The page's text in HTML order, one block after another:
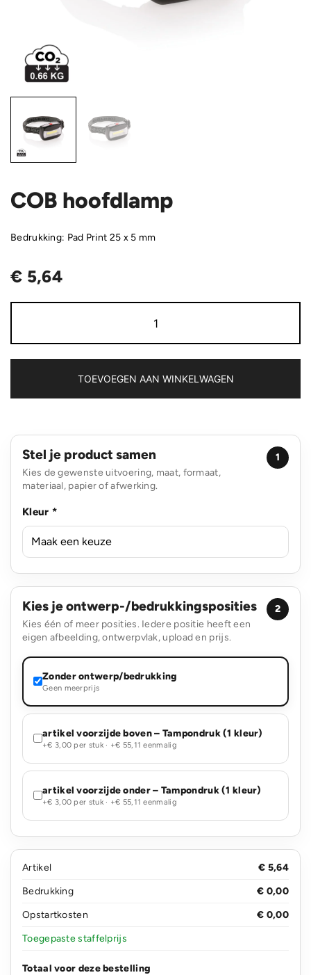
COB hoofdlamp
Bedrukking: Pad Print 25 x 5 mm
€ 5,64
hoofdlamp
TOEVOEGEN AAN WINKELWAGEN
Stel je product samen
Kies de gewenste uitvoering, maat, formaat,
materiaal, papier of afwerking.
1
Kleur *
Kies je ontwerp-/bedrukkingsposities
Kies één of meer posities. Iedere positie heeft een
eigen afbeelding, ontwerpvlak, upload en prijs.
2
Zonder ontwerp/bedrukking
Geen meerprijs
artikel voorzijde boven – Tampondruk (1 kleur)
+€ 3,00 per stuk · +€ 55,11 eenmalig
artikel voorzijde onder – Tampondruk (1 kleur)
+€ 3,00 per stuk · +€ 55,11 eenmalig
Artikel
€ 5,64
Bedrukking
€ 0,00
Opstartkosten
€ 0,00
Toegepaste staffelprijs
Totaal voor deze bestelling